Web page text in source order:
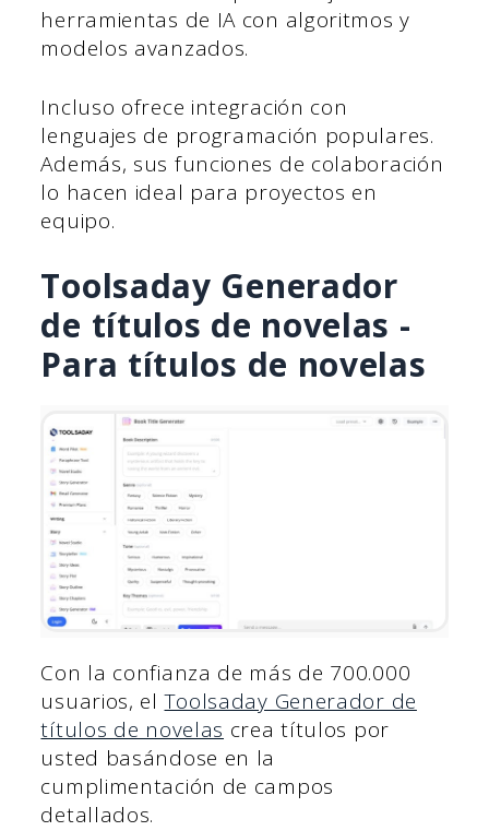
herramientas de IA con algoritmos y
modelos avanzados.
Incluso ofrece integración con
lenguajes de programación populares.
Además, sus funciones de colaboración
lo hacen ideal para proyectos en
equipo.
Toolsaday Generador
de títulos de novelas -
Para títulos de novelas
Con la confianza de más de 700.000
usuarios, elToolsaday Generador de
títulos de novelas crea títulos por
usted basándose en la
cumplimentación de campos
detallados.